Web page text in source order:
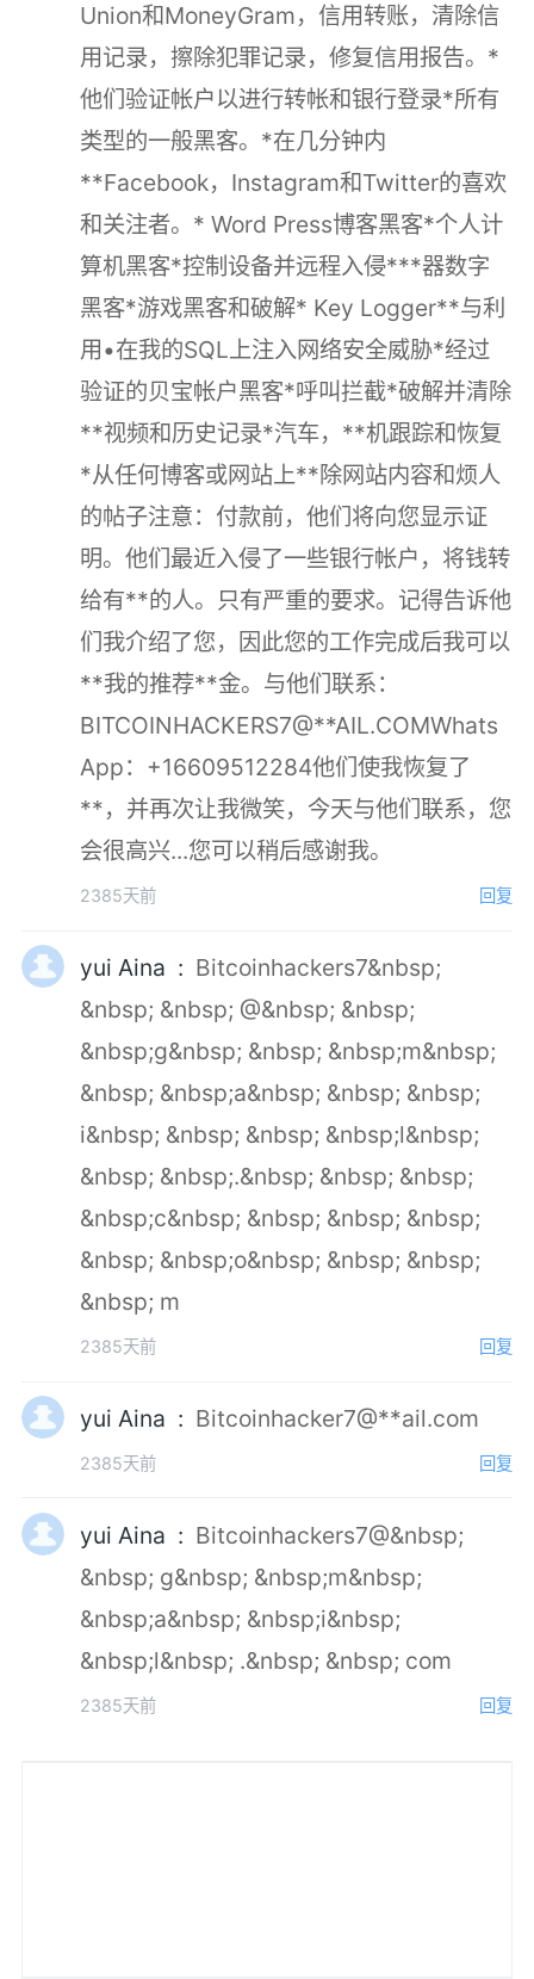
Union和MoneyGram，信用转账，清除信
用记录，擦除犯罪记录，修复信用报告。*
他们验证帐户以进行转帐和银行登录*所有
类型的一般黑客。*在几分钟内
**Facebook，Instagram和Twitter的喜欢
和关注者。* Word Press博客黑客*个人计
算机黑客*控制设备并远程入侵***器数字
黑客*游戏黑客和破解* Key Logger**与利
用•在我的SQL上注入网络安全威胁*经过
验证的贝宝帐户黑客*呼叫拦截*破解并清除
**视频和历史记录*汽车，**机跟踪和恢复
*从任何博客或网站上**除网站内容和烦人
的帖子注意：付款前，他们将向您显示证
明。他们最近入侵了一些银行帐户，将钱转
给有**的人。只有严重的要求。记得告诉他
们我介绍了您，因此您的工作完成后我可以
**我的推荐**金。与他们联系：
BITCOINHACKERS7@**AIL.COMWhats
App：+16609512284他们使我恢复了
**，并再次让我微笑，今天与他们联系，您
会很高兴...您可以稍后感谢我。
2385天前 回复
yui Aina : Bitcoinhackers7&nbsp;
&nbsp; &nbsp; @&nbsp; &nbsp;
&nbsp;g&nbsp; &nbsp; &nbsp;m&nbsp;
&nbsp; &nbsp;a&nbsp; &nbsp; &nbsp;
i&nbsp; &nbsp; &nbsp; &nbsp;l&nbsp;
&nbsp; &nbsp;.&nbsp; &nbsp; &nbsp;
&nbsp;c&nbsp; &nbsp; &nbsp; &nbsp;
&nbsp; &nbsp;o&nbsp; &nbsp; &nbsp;
&nbsp; m
2385天前 回复
yui Aina : Bitcoinhacker7@**ail.com
2385天前 回复
yui Aina : Bitcoinhackers7@&nbsp;
&nbsp; g&nbsp; &nbsp;m&nbsp;
&nbsp;a&nbsp; &nbsp;i&nbsp;
&nbsp;l&nbsp; .&nbsp; &nbsp; com
2385天前 回复